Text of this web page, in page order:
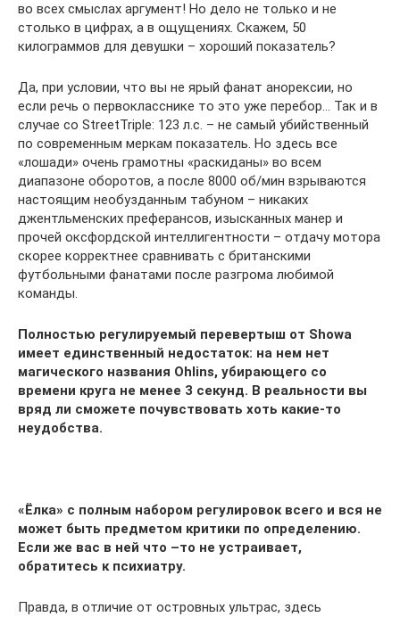
во всех смыслах аргумент! Но дело не только и не
столько в цифрах, а в ощущениях. Скажем, 50
килограммов для девушки – хороший показатель?
Да, при условии, что вы не ярый фанат анорексии, но
если речь о первокласснике то это уже перебор… Так и в
случае со StreetTriple: 123 л.с. – не самый убийственный
по современным меркам показатель. Но здесь все
«лошади» очень грамотны «раскиданы» во всем
диапазоне оборотов, а после 8000 об/мин взрываются
настоящим необузданным табуном – никаких
джентльменских преферансов, изысканных манер и
прочей оксфордской интеллигентности – отдачу мотора
скорее корректнее сравнивать с британскими
футбольными фанатами после разгрома любимой
команды.
Полностью регулируемый перевертыш от Showa
имеет единственный недостаток: на нем нет
магического названия Ohlins, убирающего со
времени круга не менее 3 секунд. В реальности вы
вряд ли сможете почувствовать хоть какие-то
неудобства.
«Ёлка» с полным набором регулировок всего и вся не
может быть предметом критики по определению.
Если же вас в ней что –то не устраивает,
обратитесь к психиатру.
Правда, в отличие от островных ультрас, здесь